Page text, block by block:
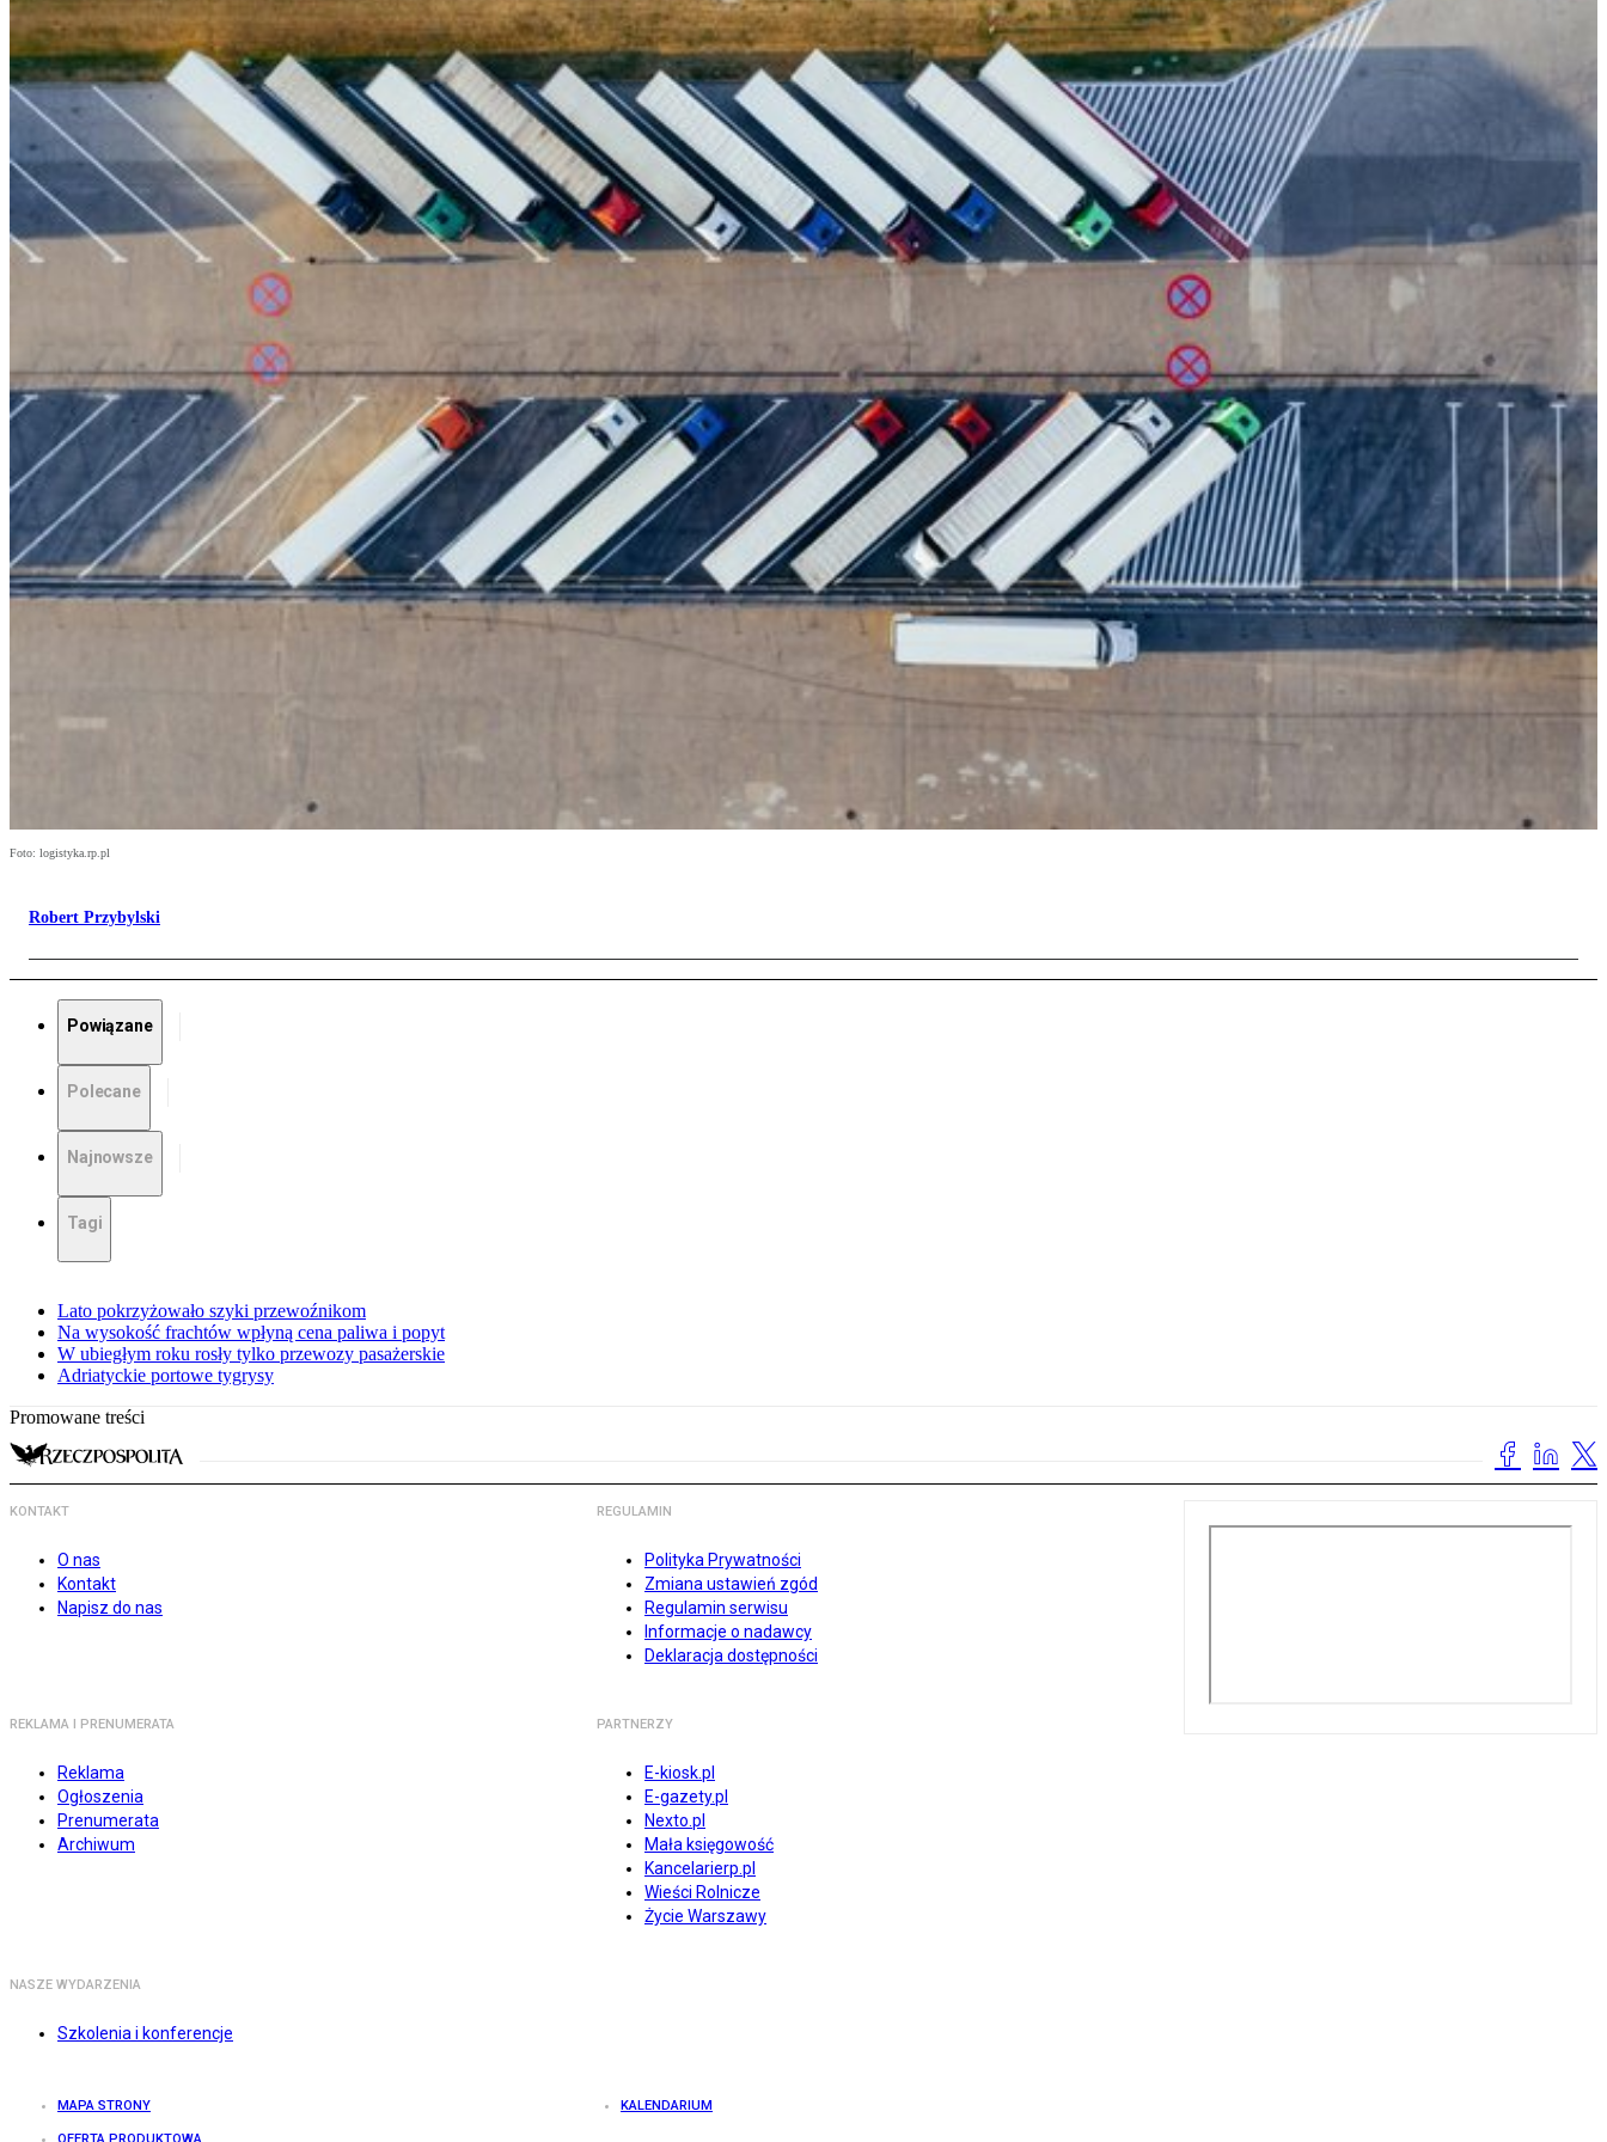
Foto: logistyka.rp.pl
Robert Przybylski
Powiązane
Polecane
Najnowsze
Tagi
Lato pokrzyżowało szyki przewoźnikom
Na wysokość frachtów wpłyną cena paliwa i popyt
W ubiegłym roku rosły tylko przewozy pasażerskie
Adriatyckie portowe tygrysy
Promowane treści
KONTAKT
O nas
Kontakt
Napisz do nas
REGULAMIN
Polityka Prywatności
Zmiana ustawień zgód
Regulamin serwisu
Informacje o nadawcy
Deklaracja dostępności
REKLAMA I PRENUMERATA
Reklama
Ogłoszenia
Prenumerata
Archiwum
PARTNERZY
E-kiosk.pl
E-gazety.pl
Nexto.pl
Mała księgowość
Kancelarierp.pl
Wieści Rolnicze
Życie Warszawy
NASZE WYDARZENIA
Szkolenia i konferencje
MAPA STRONY KALENDARIUM